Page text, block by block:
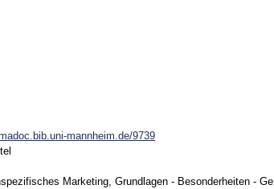
mannheim.de/9739
Marketing, Grundlagen - Besonderheiten -